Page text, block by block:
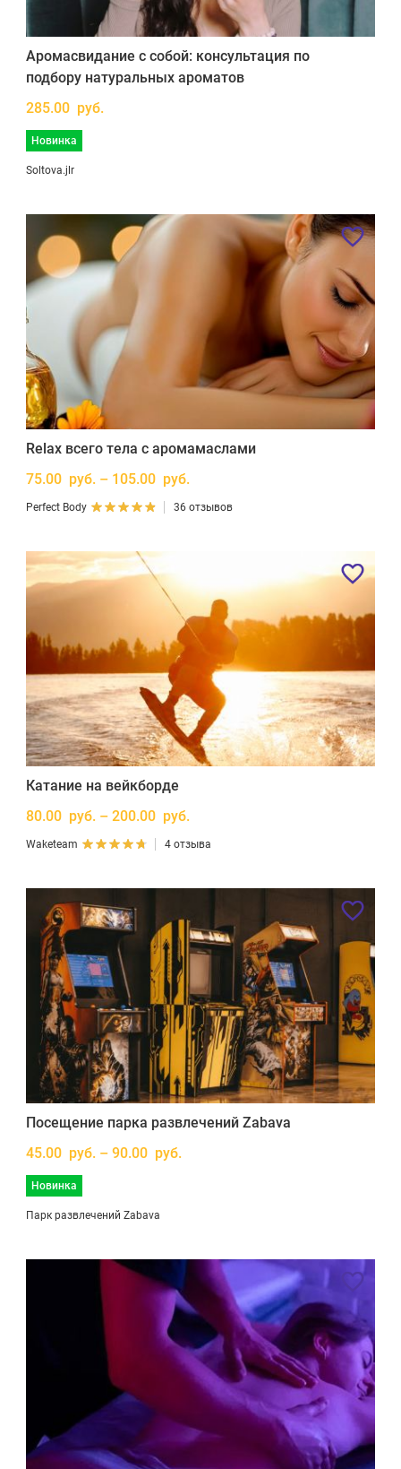
Аромасвидание с собой: консультация по
подбору натуральных ароматов
285.00 руб.
Новинка
Soltova.jlr
Relax всего тела с аромамаслами
75.00 руб. – 105.00 руб.
Perfect Body 36 отзывов
Катание на вейкборде
80.00 руб. – 200.00 руб.
Waketeam 4 отзыва
Посещение парка развлечений Zabava
45.00 руб. – 90.00 руб.
Новинка
Парк развлечений Zabava